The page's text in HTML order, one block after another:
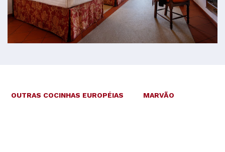
OUTRAS COCINHAS EUROPÉIAS MARVÃO